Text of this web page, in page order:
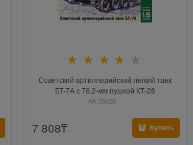
Советский артиллерийский лёгкий танк
БТ-7А с 76,2-мм пушкой КТ-28
AK 35026
7 808₸ Купить